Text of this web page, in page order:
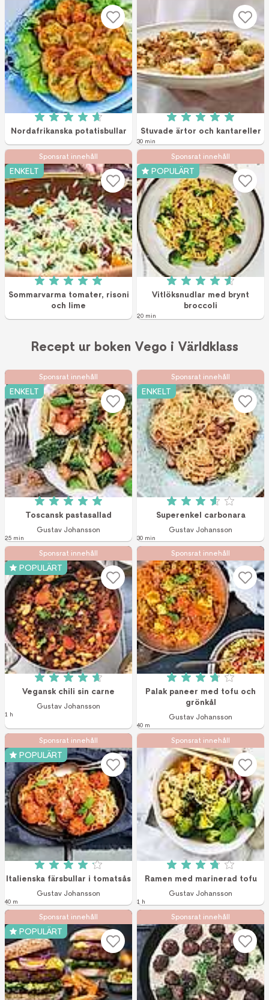
Betyg: 4.7 av 5 (3 röster)
Nordafrikanska potatisbullar
Betyg: 5 av 5 (1
Stuvade ärtor och kantareller
30 min
Sponsrat innehåll
ENKELT
Betyg: 5 av 5 (1 röster)
Sommarvarma tomater, risoni
och lime
Sponsrat innehåll
POPULÄRT
Betyg: 4.6 av 5
Vitlöksnudlar med brynt
broccoli
20 min
Recept ur boken Vego i Världklass
Sponsrat innehåll
ENKELT
Betyg: 5 av 5 (4 röster)
Toscansk pastasallad
Gustav Johansson
25 min
Sponsrat innehåll
ENKELT
Betyg: 3.6 av 5
Superenkel carbonara
Gustav Johansson
30 min
Sponsrat innehåll
POPULÄRT
Betyg: 4.7 av 5 (29 röster)
Vegansk chili sin carne
Gustav Johansson
1 h
Sponsrat innehåll
Betyg: 3.8 av 5
Palak paneer med tofu och
grönkål
Gustav Johansson
40 m
Sponsrat innehåll
POPULÄRT
Betyg: 4.1 av 5 (27 röster)
Italienska färsbullar i tomatsås
Gustav Johansson
40 m
Sponsrat innehåll
Betyg: 3.8 av 5
Ramen med marinerad tofu
Gustav Johansson
1 h
Sponsrat innehåll
POPULÄRT
Sponsrat innehåll